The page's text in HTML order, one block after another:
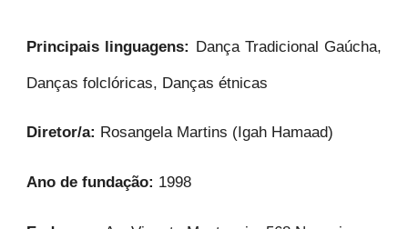
Principais linguagens: Dança Tradicional Gaúcha,
Danças folclóricas, Danças étnicas
Diretor/a: Rosangela Martins (Igah Hamaad)
Ano de fundação: 1998